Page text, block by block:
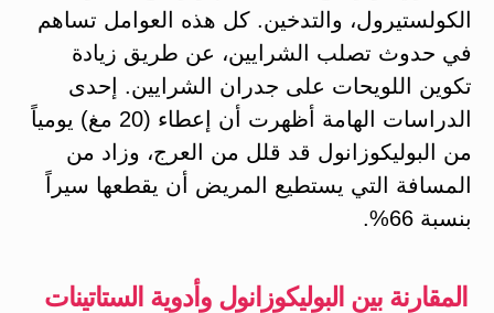
الكولستيرول، والتدخين. كل هذه العوامل تساهم
في حدوث تصلب الشرايين، عن طريق زيادة
تكوين اللويحات على جدران الشرايين. إحدى
الدراسات الهامة أظهرت أن إعطاء (20 مغ) يومياً
من البوليكوزانول قد قلل من العرج، وزاد من
المسافة التي يستطيع المريض أن يقطعها سيراً
بنسبة 66%.
المقارنة بين البوليكوزانول وأدوية الستاتينات